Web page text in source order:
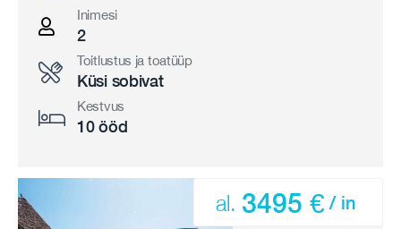
Inimesi
2
Toitlustus ja toatüüp
Küsi sobivat
Kestvus
10 ööd
al. 3495 € / in